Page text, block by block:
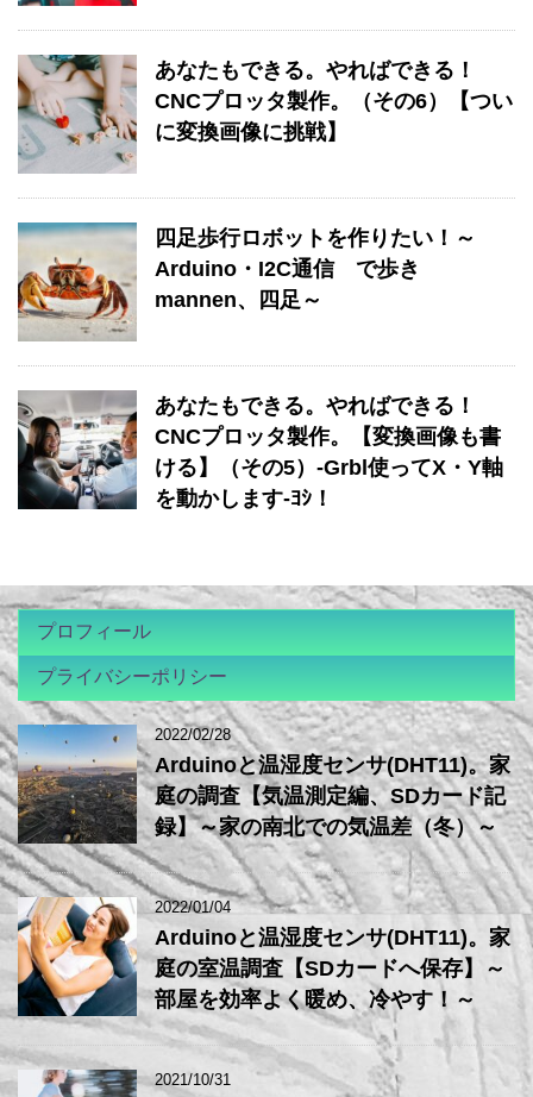
あなたもできる。やればできる！
CNCプロッタ製作。（その6）【つい
に変換画像に挑戦】
四足歩行ロボットを作りたい！～
Arduino・I2C通信 で歩き
mannen、四足～
あなたもできる。やればできる！
CNCプロッタ製作。【変換画像も書
ける】（その5）-Grbl使ってX・Y軸
を動かします-ﾖｼ！
プロフィール
プライバシーポリシー
2022/02/28
Arduinoと温湿度センサ(DHT11)。家
庭の調査【気温測定編、SDカード記
録】～家の南北での気温差（冬）～
2022/01/04
Arduinoと温湿度センサ(DHT11)。家
庭の室温調査【SDカードへ保存】～
部屋を効率よく暖め、冷やす！～
2021/10/31